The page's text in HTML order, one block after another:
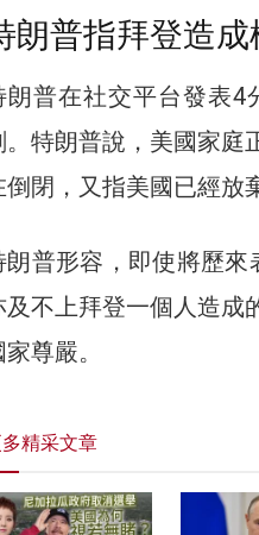
朗普指拜登造成
朗普在社交平台發表4
。特朗普說，美國家庭
倒閉，又指美國已經放
朗普形容，即使將歷來
及不上拜登一個人造成
家尊嚴。
精采文章